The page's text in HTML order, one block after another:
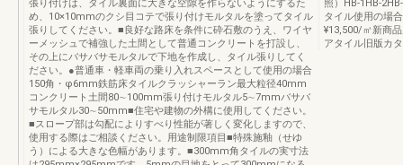
張り付けは、タイル裏面に大きな空隙を作らないようにするた
め、10×10mmのクシ目コテで張り付けモルタルを塗ってタイル
張りしてください。■良好な路床を条件に砕石敷のうえ、ワイヤ
ーメッシュで補強した土間として普通コンクリートを打設し、
その上にバサバサモルタルで下地を作成し、タイル張りしてく
ださい。●普通車・軽車両の乗り入れスペースとして使用の場合
150角・φ6mm鉄筋床タイルクラッシャーラン最大粒径40mm
コンクリート土間80∼100mm張り付けモルタル5∼7mmバサバ
サモルタル30∼50mm■住宅や建物の外構に使用してください。
■スロープ部は勾配によりすべり性能が著しく変化しますので、
使用する際はご相談ください。用途制限項目■特殊施釉（せゆ
う）による大きな色幅があります。■300mm角タイルの実寸法
照）HB-1HB-
タイル使用の場
¥13,500/㎡新商
アタイル旧版カ